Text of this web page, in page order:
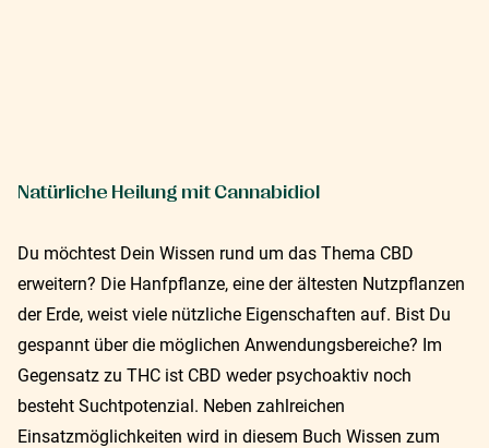
Natürliche Heilung mit Cannabidiol
Du möchtest Dein Wissen rund um das Thema CBD
erweitern? Die Hanfpflanze, eine der ältesten Nutzpflanzen
der Erde, weist viele nützliche Eigenschaften auf. Bist Du
gespannt über die möglichen Anwendungsbereiche? Im
Gegensatz zu THC ist CBD weder psychoaktiv noch
besteht Suchtpotenzial. Neben zahlreichen
Einsatzmöglichkeiten wird in diesem Buch Wissen zum